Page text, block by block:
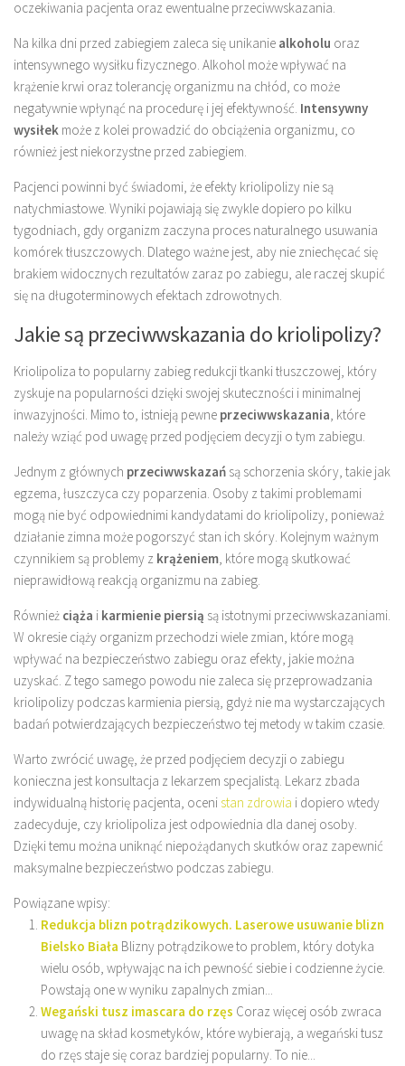
oczekiwania pacjenta oraz ewentualne przeciwwskazania.
Na kilka dni przed zabiegiem zaleca się unikanie alkoholu oraz
intensywnego wysiłku fizycznego. Alkohol może wpływać na
krążenie krwi oraz tolerancję organizmu na chłód, co może
negatywnie wpłynąć na procedurę i jej efektywność. Intensywny
wysiłek może z kolei prowadzić do obciążenia organizmu, co
również jest niekorzystne przed zabiegiem.
Pacjenci powinni być świadomi, że efekty kriolipolizy nie są
natychmiastowe. Wyniki pojawiają się zwykle dopiero po kilku
tygodniach, gdy organizm zaczyna proces naturalnego usuwania
komórek tłuszczowych. Dlatego ważne jest, aby nie zniechęcać się
brakiem widocznych rezultatów zaraz po zabiegu, ale raczej skupić
się na długoterminowych efektach zdrowotnych.
Jakie są przeciwwskazania do kriolipolizy?
Kriolipoliza to popularny zabieg redukcji tkanki tłuszczowej, który
zyskuje na popularności dzięki swojej skuteczności i minimalnej
inwazyjności. Mimo to, istnieją pewne przeciwwskazania, które
należy wziąć pod uwagę przed podjęciem decyzji o tym zabiegu.
Jednym z głównych przeciwwskazań są schorzenia skóry, takie jak
egzema, łuszczyca czy poparzenia. Osoby z takimi problemami
mogą nie być odpowiednimi kandydatami do kriolipolizy, ponieważ
działanie zimna może pogorszyć stan ich skóry. Kolejnym ważnym
czynnikiem są problemy z krążeniem, które mogą skutkować
nieprawidłową reakcją organizmu na zabieg.
Również ciąża i karmienie piersią są istotnymi przeciwwskazaniami.
W okresie ciąży organizm przechodzi wiele zmian, które mogą
wpływać na bezpieczeństwo zabiegu oraz efekty, jakie można
uzyskać. Z tego samego powodu nie zaleca się przeprowadzania
kriolipolizy podczas karmienia piersią, gdyż nie ma wystarczających
badań potwierdzających bezpieczeństwo tej metody w takim czasie.
Warto zwrócić uwagę, że przed podjęciem decyzji o zabiegu
konieczna jest konsultacja z lekarzem specjalistą. Lekarz zbada
indywidualną historię pacjenta, oceni stan zdrowia i dopiero wtedy
zadecyduje, czy kriolipoliza jest odpowiednia dla danej osoby.
Dzięki temu można uniknąć niepożądanych skutków oraz zapewnić
maksymalne bezpieczeństwo podczas zabiegu.
Powiązane wpisy:
Redukcja blizn potrądzikowych. Laserowe usuwanie blizn
Bielsko Biała Blizny potrądzikowe to problem, który dotyka
wielu osób, wpływając na ich pewność siebie i codzienne życie.
Powstają one w wyniku zapalnych zmian...
Wegański tusz imascara do rzęs Coraz więcej osób zwraca
uwagę na skład kosmetyków, które wybierają, a wegański tusz
do rzęs staje się coraz bardziej popularny. To nie...